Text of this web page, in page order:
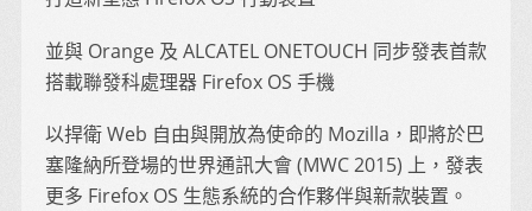
並與 Orange 及 ALCATEL ONETOUCH 同步發表首款
搭載聯發科處理器 Firefox OS 手機
以捍衛 Web 自由與開放為使命的 Mozilla，即將於巴
塞隆納所登場的世界通訊大會 (MWC 2015) 上，發表
更多 Firefox OS 生態系統的合作夥伴與新款裝置。